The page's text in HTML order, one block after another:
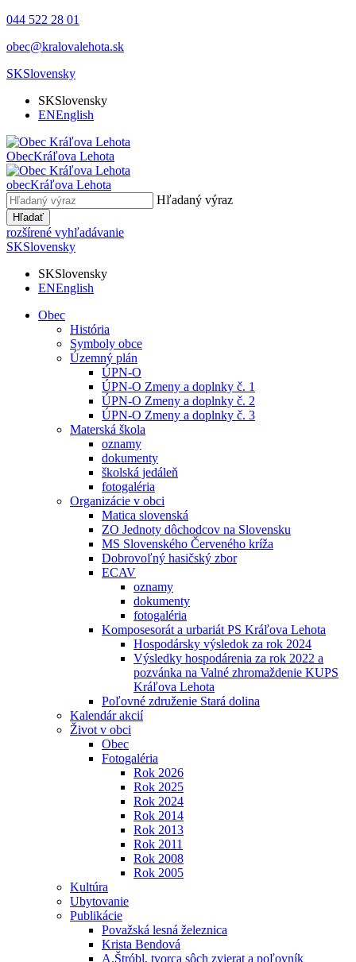
044 522 28 01
obec@kralovalehota.sk
SKSlovensky
SKSlovensky
ENEnglish
ObecKráľova Lehota
obecKráľova Lehota
Hľadaný výraz
Hľadať
rozšírené vyhľadávanie
SKSlovensky
SKSlovensky
ENEnglish
Obec
História
Symboly obce
Územný plán
ÚPN-O
ÚPN-O Zmeny a doplnky č. 1
ÚPN-O Zmeny a doplnky č. 2
ÚPN-O Zmeny a doplnky č. 3
Materská škola
oznamy
dokumenty
školská jedáleň
fotogaléria
Organizácie v obci
Matica slovenská
ZO Jednoty dôchodcov na Slovensku
MS Slovenského Červeného kríža
Dobrovoľný hasičský zbor
ECAV
oznamy
dokumenty
fotogaléria
Komposesorát a urbariát PS Kráľova Lehota
Hospodársky výsledok za rok 2024
Výsledky hospodárenia za rok 2022 a
pozvánka na Valné zhromaždenie KUPS
Kráľova Lehota
Poľovné združenie Stará dolina
Kalendár akcií
Život v obci
Obec
Fotogaléria
Rok 2026
Rok 2025
Rok 2024
Rok 2014
Rok 2013
Rok 2011
Rok 2008
Rok 2005
Kultúra
Ubytovanie
Publikácie
Považská lesná železnica
Krista Bendová
A.Štróbl, tvorca sôch zvierat a poľovník